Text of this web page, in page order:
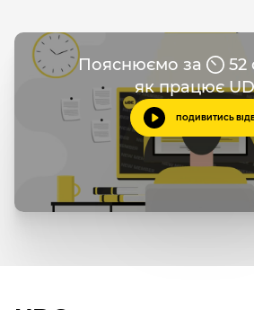
Пояснюємо за
52
як працює
ПОДИВИТИСЬ